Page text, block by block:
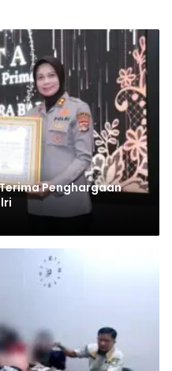
Penghargaan